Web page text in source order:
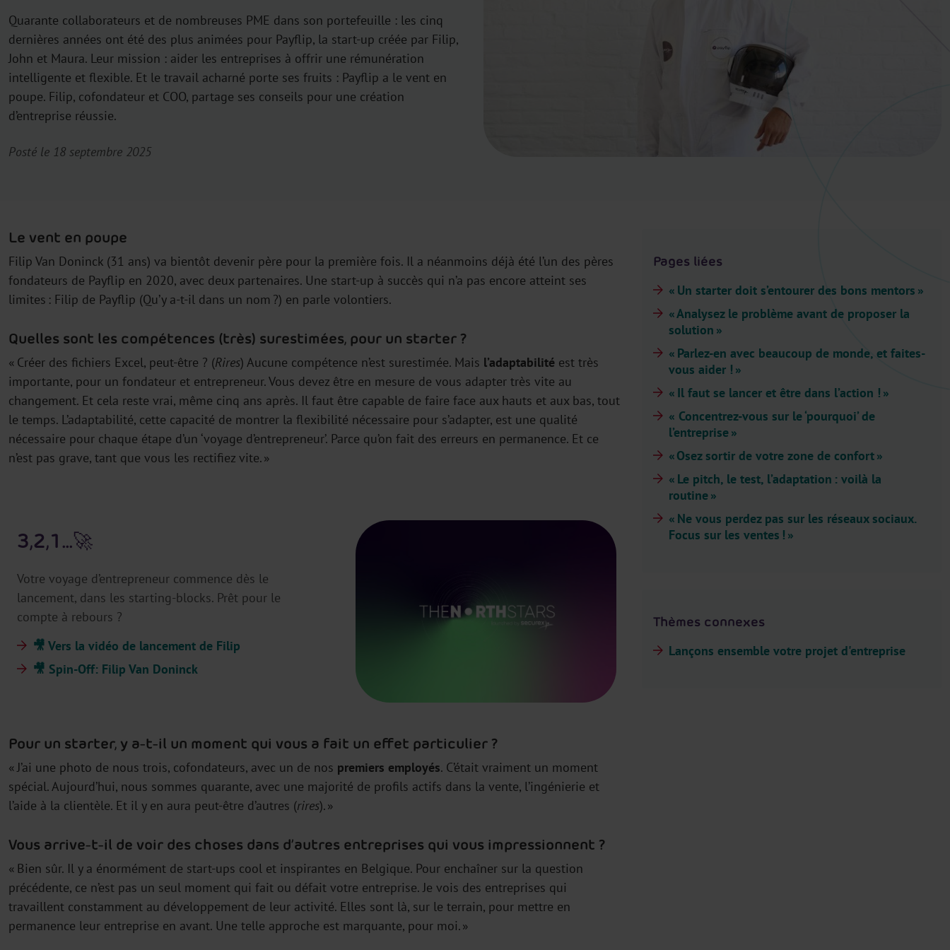
S
c
e
​​​​Quarante collaborateurs et de nombreuses PME dans son portefeuille : les cinq
dernières années ont été des plus animées pour Payflip, la start-up créée par Filip,
John et Maura. Leur mission : aider les entreprises à offrir une rémunération
intelligente et flexible. Et le travail acharné porte ses fruits : Payflip a le vent en
poupe. Filip, cofondateur et COO, partage ses conseils pour une création
d’entreprise réussie.
Posté le 18 septembre 2025
Le vent en poupe
Filip Van Doninck (31 ans) va bientôt devenir père pour la première fois. Il a néanmoins déjà été l’un des pères
fondateurs de Payflip en 2020, avec deux partenaires. Une start-up à succès qui n’a pas encore atteint ses
limites : Filip de Payflip (Qu’y a-t-il dans un nom ?) en parle volontiers.
Quelles sont les compétences (très) surestimées, pour un starter ?
« Créer des fichiers Excel, peut-être ? (Rires) Aucune compétence n’est surestimée. Mais l’adaptabilité est très
importante, pour un fondateur et entrepreneur. Vous devez être en mesure de vous adapter très vite au
changement. Et cela reste vrai, même cinq ans après. Il faut être capable de faire face aux hauts et aux bas, tout
le temps. L’adaptabilité, cette capacité de montrer la flexibilité nécessaire pour s’adapter, est une qualité
nécessaire pour chaque étape d’un ‘voyage d’entrepreneur’. Parce qu’on fait des erreurs en permanence. Et ce
n’est pas grave, tant que vous les rectifiez vite. »
3,2,1...🚀
Votre voyage d’entrepreneur commence dès le
lancement, dans les starting-blocks. Prêt pour le
compte à rebours ?
🎥 Vers la vidéo de lancement de Filip
🎥 Spin-Off: Filip Van Doninck
Pour un starter, y a-t-il un moment qui vous a fait un effet particulier ?
« J’ai une photo de nous trois, cofondateurs, avec un de nos premiers employés. C’était vraiment un moment
spécial. Aujourd’hui, nous sommes quarante, avec une majorité de profils actifs dans la vente, l’ingénierie et
l’aide à la clientèle. Et il y en aura peut-être d’autres (rires). »
Vous arrive-t-il de voir des choses dans d’autres entreprises qui vous impressionnent ?
« Bien sûr. Il y a énormément de start-ups cool et inspirantes en Belgique. Pour enchaîner sur la question
précédente, ce n’est pas un seul moment qui fait ou défait votre entreprise. Je vois des entreprises qui
travaillent constamment au développement de leur activité. Elles sont là, sur le terrain, pour mettre en
permanence leur entreprise en avant. Une telle approche est marquante, pour moi. »
Pages liées
« Un starter doit s’entourer des bons mentors »
« Analysez le problème avant de proposer la
solution »
« Parlez-en avec beaucoup de monde, et faites-
vous aider ! »
​​​​​« Il faut se lancer et être dans l’action ! »
« Concentrez-vous sur le ‘pourquoi’ de
l’entreprise »
« Osez sortir de votre zone de confort »
« Le pitch, le test, l’adaptation : voilà la
routine »
« Ne vous perdez pas sur les réseaux sociaux.
Focus sur les ventes ! »
Thèmes connexes
Lançons ensemble votre projet d'entreprise